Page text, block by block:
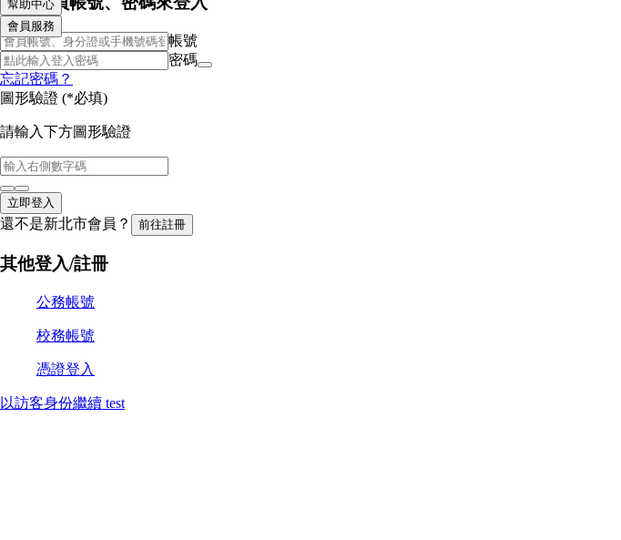
幫助中心
會員服務
帳號
密碼
忘記密碼？
圖形驗證 (*必填)
請輸入下方圖形驗證
立即登入
還不是新北市會員？ 前往註冊
其他登入/註冊
公務帳號
校務帳號
憑證登入
以訪客身份繼續 test